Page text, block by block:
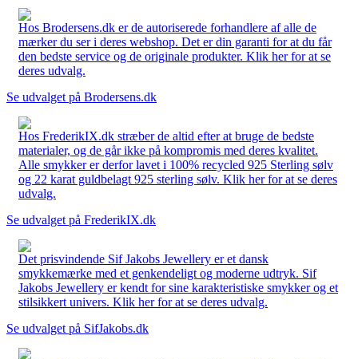
Hos Brodersens.dk er de autoriserede forhandlere af alle de
mærker du ser i deres webshop. Det er din garanti for at du får
den bedste service og de originale produkter. Klik her for at se
deres udvalg.
Se udvalget på Brodersens.dk
Hos FrederikIX.dk stræber de altid efter at bruge de bedste
materialer, og de går ikke på kompromis med deres kvalitet.
Alle smykker er derfor lavet i 100% recycled 925 Sterling sølv
og 22 karat guldbelagt 925 sterling sølv. Klik her for at se deres
udvalg.
Se udvalget på FrederikIX.dk
Det prisvindende Sif Jakobs Jewellery er et dansk
smykkemærke med et genkendeligt og moderne udtryk. Sif
Jakobs Jewellery er kendt for sine karakteristiske smykker og et
stilsikkert univers. Klik her for at se deres udvalg.
Se udvalget på SifJakobs.dk